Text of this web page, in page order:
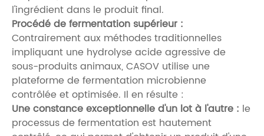
l'ingrédient dans le produit final.
Procédé de fermentation supérieur :
Contrairement aux méthodes traditionnelles
impliquant une hydrolyse acide agressive de
sous-produits animaux, CASOV utilise une
plateforme de fermentation microbienne
contrôlée et optimisée. Il en résulte :
Une constance exceptionnelle d'un lot à l'autre : le
processus de fermentation est hautement